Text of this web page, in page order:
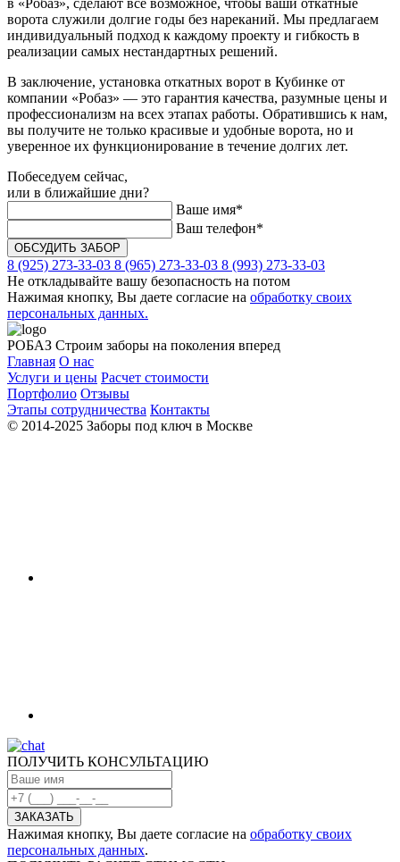
в «Робаз», сделают всё возможное, чтобы ваши откатные
ворота служили долгие годы без нареканий. Мы предлагаем
индивидуальный подход к каждому проекту и гибкость в
реализации самых нестандартных решений.
В заключение, установка откатных ворот в Кубинке от
компании «Робаз» — это гарантия качества, разумные цены и
профессионализм на всех этапах работы. Обратившись к нам,
вы получите не только красивые и удобные ворота, но и
уверенное их функционирование в течение долгих лет.
Побеседуем сейчас,
или в ближайшие дни?
Ваше имя*
Ваш телефон*
8 (925) 273-33-03 8 (965) 273-33-03 8 (993) 273-33-03
Не откладывайте вашу безопасность на потом
Нажимая кнопку, Вы даете согласие на обработку своих
персональных данных.
РОБАЗ Строим заборы на поколения вперед
Главная О нас
Услуги и цены Расчет стоимости
Портфолио Отзывы
Этапы сотрудничества Контакты
© 2014-2025 Заборы под ключ в Москве
ПОЛУЧИТЬ КОНСУЛЬТАЦИЮ
Нажимая кнопку, Вы даете согласие на обработку своих
персональных данных.